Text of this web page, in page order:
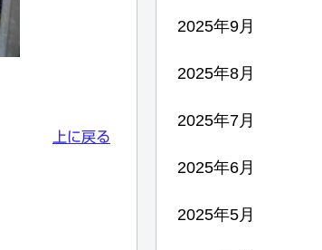
上に戻る
2025年9月
2025年8月
2025年7月
2025年6月
2025年5月